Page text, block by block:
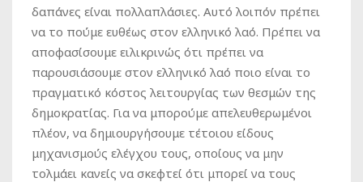
δαπάνες είναι πολλαπλάσιες. Αυτό λοιπόν πρέπει
να το πούμε ευθέως στον ελληνικό λαό. Πρέπει να
αποφασίσουμε ειλικρινώς ότι πρέπει να
παρουσιάσουμε στον ελληνικό λαό ποιο είναι το
πραγματικό κόστος λειτουργίας των θεσμών της
δημοκρατίας. Για να μπορούμε απελευθερωμένοι
πλέον, να δημιουργήσουμε τέτοιου είδους
μηχανισμούς ελέγχου τους, οποίους να μην
τολμάει κανείς να σκεφτεί ότι μπορεί να τους